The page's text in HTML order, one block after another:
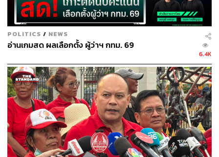
POLITICS / NEWS
อ่านเกมสด ผลเลือกตั้ง ผู้ว่าฯ กทม. 69
6.4K